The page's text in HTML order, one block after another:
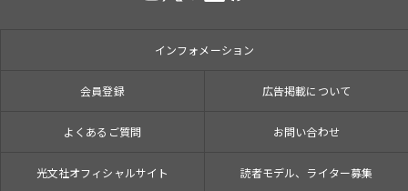
インフォメーション
会員登録 広告掲載について
よくあるご質問 お問い合わせ
光文社オフィシャルサイト 読者モデル、ライター募集